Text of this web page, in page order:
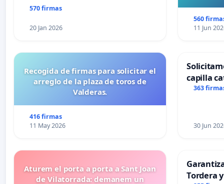
570 firmas
20 Jan 2026
560
11 Jun
Recogida de firmas para solicitar el
arreglo de la plaza de toros de
Valderas.
416 firmas
11 May 2026
capilla
Alcañiz
363
30 Jun
Aturem el porta a porta a Sant Joan
de Vilatorrada: demanem un
Tordera